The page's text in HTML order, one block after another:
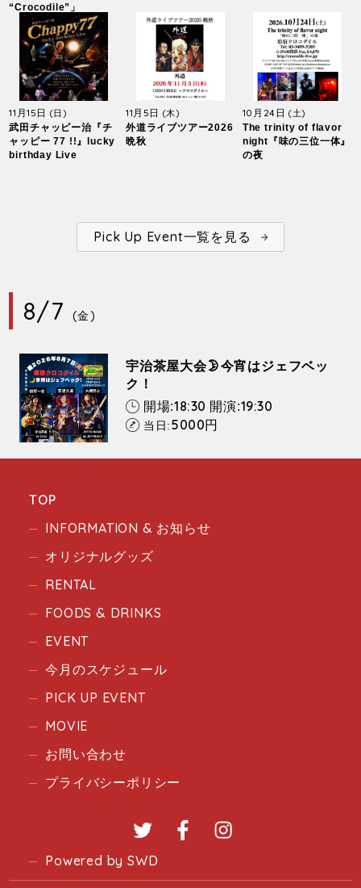
“Crocodile”」
11月15日 (日)
武田チャッピー治『チ
ャッピー 77 !!』lucky
birthday Live
11月5日 (木)
外道ライブツアー2026
晩秋
10月24日 (土)
The trinity of flavor
night『味の三位一体』
の夜
Pick Up Event一覧を見る
8/7 (金)
宇治茶屋大会🌛今宵はジェフベッ
ク！
開場:18:30 開演:19:30
当日:5000円
TOP
INFORMATION & お知らせ
オリジナルグッズ
RENTAL
FOODS & DRINKS
EVENT
今月のスケジュール
PICK UP EVENT
MOVIE
お問い合わせ
プライバシーポリシー
Twitter Facebook
Powered by SWD